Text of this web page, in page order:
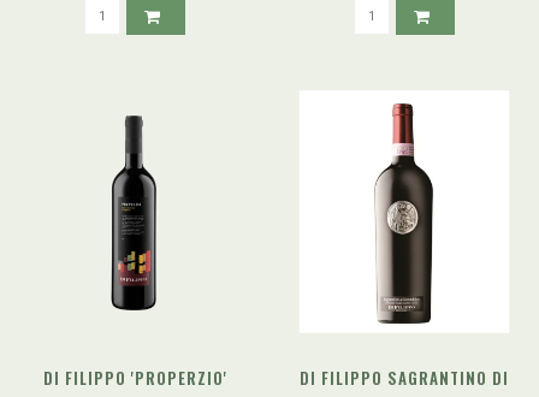
DI FILIPPO 'PROPERZIO'
DI FILIPPO SAGRANTINO DI